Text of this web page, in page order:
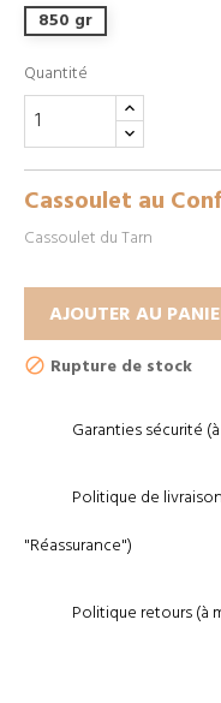
850 gr
Quantité
Cassoulet au
Cassoulet du Tarn
AJOUTER AU
Rupture de stock
Garanties sécurité
Politique de
"Réassurance")
Politique retours (à